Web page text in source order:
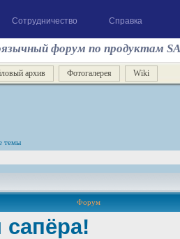
Сотрудничество Справка
форум по продуктам
архив Фотогалерея Wiki
темы
Форум